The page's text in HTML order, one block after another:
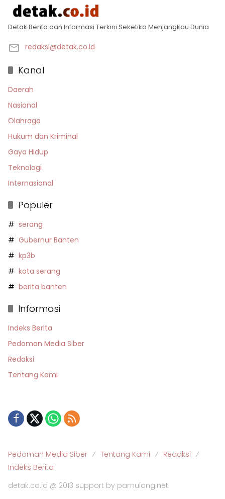
Detak Berita dan Informasi Terkini Seketika Menjangkau Dunia
redaksi@detak.co.id
Kanal
Daerah
Nasional
Olahraga
Hukum dan Kriminal
Gaya Hidup
Teknologi
Internasional
Populer
serang
Gubernur Banten
kp3b
kota serang
berita banten
Informasi
Indeks Berita
Pedoman Media Siber
Redaksi
Tentang Kami
Pedoman Media Siber Tentang Kami
Redaksi
Indeks Berita
detak.co.id @ 2013 support by pamulang.net